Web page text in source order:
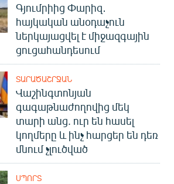
Գյումրիից Փարիզ․
հայկական անօդաչուն
ներկայացվել է միջազգային
ցուցահանդեսում
ՏԱՐԱԾԱՇՐՋԱՆ
Վաշինգտոնյան
գագաթնաժողովից մեկ
տարի անց. ուր են հասել
կողմերը և ինչ հարցեր են դեռ
մնում չլուծված
ՍՊՈՐՏ